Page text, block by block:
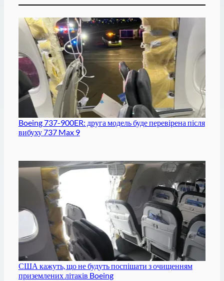
Boeing 737-900ER: друга модель буде перевірена після
вибуху 737 Max 9
США кажуть, що не будуть поспішати з очищенням
приземлених літаків Boeing